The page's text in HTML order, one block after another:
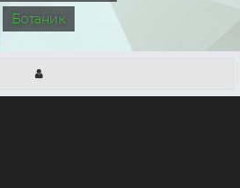
Ботаник